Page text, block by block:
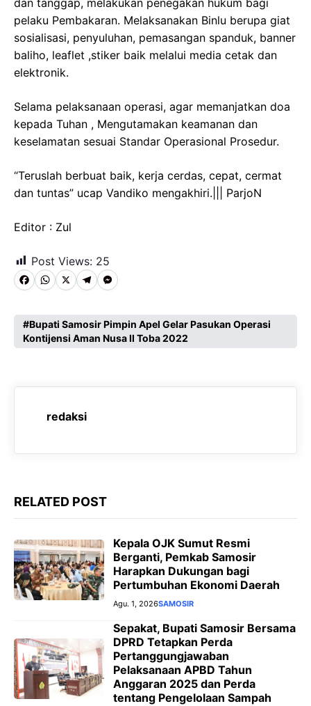
pelaku Pembakaran. Melaksanakan Binlu berupa giat
sosialisasi, penyuluhan, pemasangan spanduk, banner
baliho, leaflet ,stiker baik melalui media cetak dan
elektronik.
Selama pelaksanaan operasi, agar memanjatkan doa
kepada Tuhan , Mengutamakan keamanan dan
keselamatan sesuai Standar Operasional Prosedur.
“Teruslah berbuat baik, kerja cerdas, cepat, cermat
dan tuntas” ucap Vandiko mengakhiri.||| ParjoN
Editor : Zul
Post Views: 25
F
c
e
o
W
a
t
A
p
X T
l
e
r
a
M
s
s
n
r
Bupati Samosir Pimpin Apel Gelar Pasukan Operasi
Kontijensi Aman Nusa II Toba 2022
redaksi
RELATED POST
Kepala OJK Sumut Resmi
Berganti, Pemkab Samosir
Harapkan Dukungan bagi
Pertumbuhan Ekonomi Daerah
Agu. 1, 2026SAMOSIR
Sepakat, Bupati Samosir Bersama
DPRD Tetapkan Perda
Pertanggungjawaban
Pelaksanaan APBD Tahun
Anggaran 2025 dan Perda
tentang Pengelolaan Sampah